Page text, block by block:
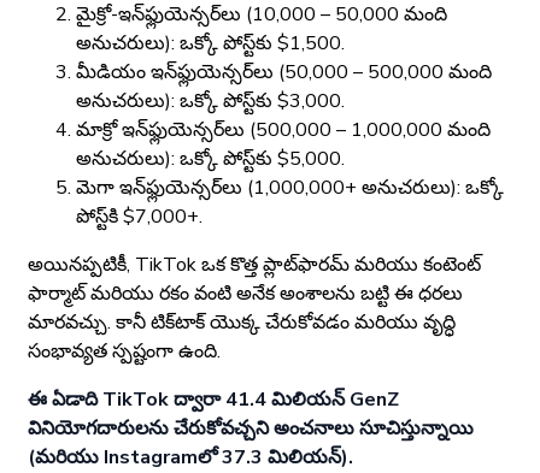
మైక్రో-ఇన్‌ఫ్లుయెన్సర్‌లు (10,000 – 50,000 మంది
అనుచరులు): ఒక్కో పోస్ట్‌కు $1,500.
మీడియం ఇన్‌ఫ్లుయెన్సర్‌లు (50,000 – 500,000 మంది
అనుచరులు): ఒక్కో పోస్ట్‌కు $3,000.
మాక్రో ఇన్‌ఫ్లుయెన్సర్‌లు (500,000 – 1,000,000 మంది
అనుచరులు): ఒక్కో పోస్ట్‌కు $5,000.
మెగా ఇన్‌ఫ్లుయెన్సర్‌లు (1,000,000+ అనుచరులు): ఒక్కో
పోస్ట్‌కి $7,000+.
అయినప్పటికీ, TikTok ఒక కొత్త ప్లాట్‌ఫారమ్ మరియు కంటెంట్
ఫార్మాట్ మరియు రకం వంటి అనేక అంశాలను బట్టి ఈ ధరలు
మారవచ్చు. కానీ టిక్‌టాక్ యొక్క చేరుకోవడం మరియు వృద్ధి
సంభావ్యత స్పష్టంగా ఉంది.
ఈ ఏడాది TikTok ద్వారా 41.4 మిలియన్ GenZ
వినియోగదారులను చేరుకోవచ్చని అంచనాలు సూచిస్తున్నాయి
(మరియు Instagramలో 37.3 మిలియన్).